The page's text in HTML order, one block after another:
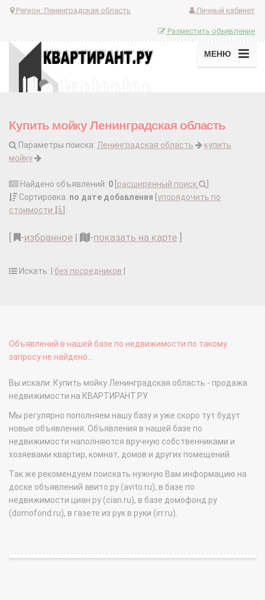
Регион: Ленинградская область Личный кабинет
Разместить объявление
МЕНЮ
Купить мойку Ленинградская область
Параметры поиска: Ленинградская область
купить
мойку
Найдено объявлений: 0 расширенный поиск
Сортировка: по дате добавления упорядочить по
стоимости
-избранное | -показать на карте
Искать: | без посредников
Объявлений в нашей базе по недвижимости по такому
запросу не найдено...
Вы искали: Купить мойку Ленинградская область - продажа
недвижимости на КВАРТИРАНТ.РУ
Мы регулярно пополняем нашу базу и уже скоро тут будут
новые объявления. Объявления в нашей базе по
недвижимости наполняются вручную собственниками и
хозяевами квартир, комнат, домов и других помещений.
Так же рекомендуем поискать нужную Вам информацию на
доске объявлений авито.ру (avito.ru), в базе по
недвижимости циан.ру (cian.ru), в базе домофонд.ру
(domofond.ru), в газете из рук в руки (irr.ru).